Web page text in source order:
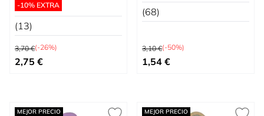
-10% EXTRA
(13)
Precio habitual
3,70 €(-26%)
Precio especial
2,75 €
(68)
Precio habitual
3,10 €(-50%)
Precio especial
1,54 €
MEJOR PRECIO MEJOR PRECIO